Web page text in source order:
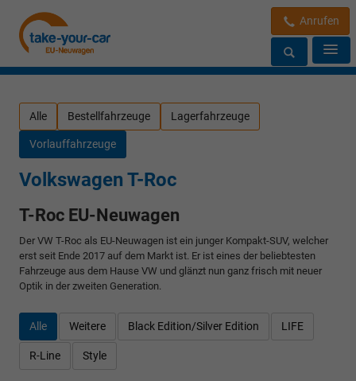
Anrufen
Alle Bestellfahrzeuge Lagerfahrzeuge
Vorlauffahrzeuge
Volkswagen T-Roc
T-Roc EU-Neuwagen
Der VW T-Roc als EU-Neuwagen ist ein junger Kompakt-SUV, welcher
erst seit Ende 2017 auf dem Markt ist. Er ist eines der beliebtesten
Fahrzeuge aus dem Hause VW und glänzt nun ganz frisch mit neuer
Optik in der zweiten Generation.
Alle Weitere Black Edition/Silver Edition LIFE
R-Line Style